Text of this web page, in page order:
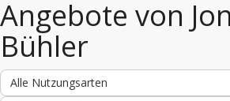
Angebote von
Bühler
Alle Nutzungsarten